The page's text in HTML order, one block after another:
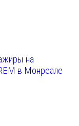
на
в Монреале